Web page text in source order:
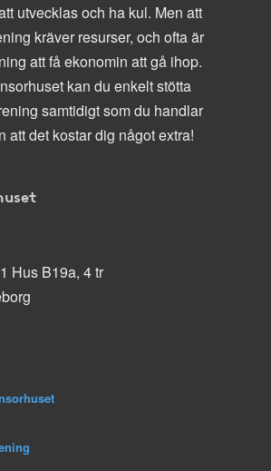
utvecklas och ha kul. Men att
kräver resurser, och ofta är
att få ekonomin att gå ihop.
kan du enkelt stötta
samtidigt som du handlar
att det kostar dig något extra!
Hus B19a, 4 tr